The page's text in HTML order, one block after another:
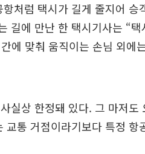
처럼 택시가 길게 줄지어 승
길에 만난 한 택시기사는 “
에 맞춰 움직이는 손님 외에
실상 한정돼 있다. 그 마저도
통 거점이라기보다 특정 항